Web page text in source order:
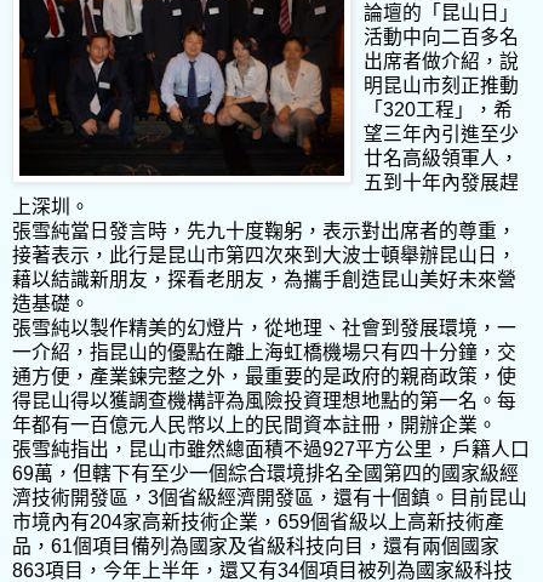
論壇的「昆山日」
活動中向二百多名
出席者做介紹，說
明昆山市刻正推動
「320工程」，希
望三年內引進至少
廿名高級領軍人，
五到十年內發展趕
上深圳。
張雪純當日發言時，先九十度鞠躬，表示對出席者的尊重，
接著表示，此行是昆山市第四次來到大波士頓舉辦昆山日，
藉以結識新朋友，探看老朋友，為攜手創造昆山美好未來營
造基礎。
張雪純以製作精美的幻燈片，從地理、社會到發展環境，一
一介紹，指昆山的優點在離上海虹橋機場只有四十分鐘，交
通方便，產業鍊完整之外，最重要的是政府的親商政策，使
得昆山得以獲調查機構評為風險投資理想地點的第一名。每
年都有一百億元人民幣以上的民間資本註冊，開辦企業。
張雪純指出，昆山市雖然總面積不過927平方公里，戶籍人口
69萬，但轄下有至少一個綜合環境排名全國第四的國家級經
濟技術開發區，3個省級經濟開發區，還有十個鎮。目前昆山
市境內有204家高新技術企業，659個省級以上高新技術產
品，61個項目備列為國家及省級科技向目，還有兩個國家
863項目，今年上半年，還又有34個項目被列為國家級科技